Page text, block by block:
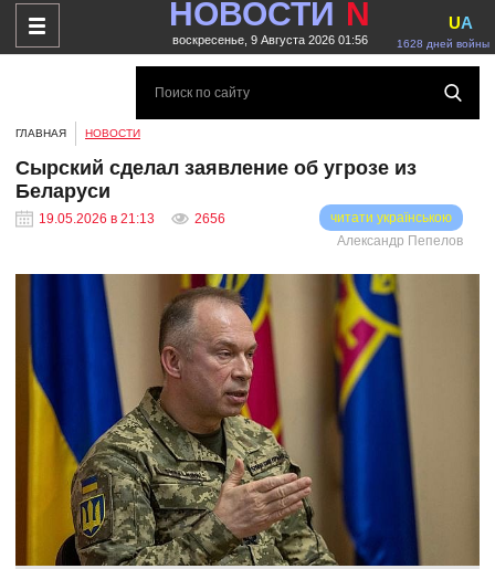
НОВОСТИ N
воскресенье, 9 Августа 2026 01:56 1628 дней войны
UA
ГЛАВНАЯ НОВОСТИ
Сырский сделал заявление об угрозе из
Беларуси
19.05.2026 в 21:13 2656
читати українською
Александр Пепелов